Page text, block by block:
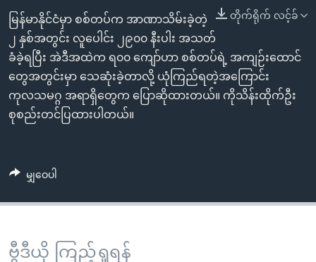
ရှာဖွေ
ရန်
နေရာ
သို့
ကျော်
ရန်
ဘာသာစကားများ တိုက်ရိုက် လင့်ခ်
မြန်မာနိုင်ငံမှာ စစ်တပ်က အာဏာသိမ်းခဲ့တဲ့
၂ နှစ်အတွင်း လူပေါင်း ၂၉၀၀ နီးပါး အသတ်
ခံခဲ့ရပြီး အဲဒီအထဲက ရ၀၀ ကျော်ဟာ စစ်တပ်ရဲ့ အကျဉ်းထောင်
တွေအတွင်းမှာ သေဆုံးခဲ့တာလို့ ယုံကြည်ရတဲ့အကြောင်း
ကုလသမဂ္ဂ အရာရှိတွေက ပြောဆိုထားတယ်။ ကိုသိန်းထိုက်ဦး
စုစည်းတင်ပြထားပါတယ်။
မျှဝေပါ
ဗွီဒီယို ကြည့်ရှုရန်